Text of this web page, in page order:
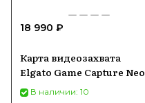
18 990 ₽
Карта видеозахвата
Elgato Game Capture Neo
В наличии: 10